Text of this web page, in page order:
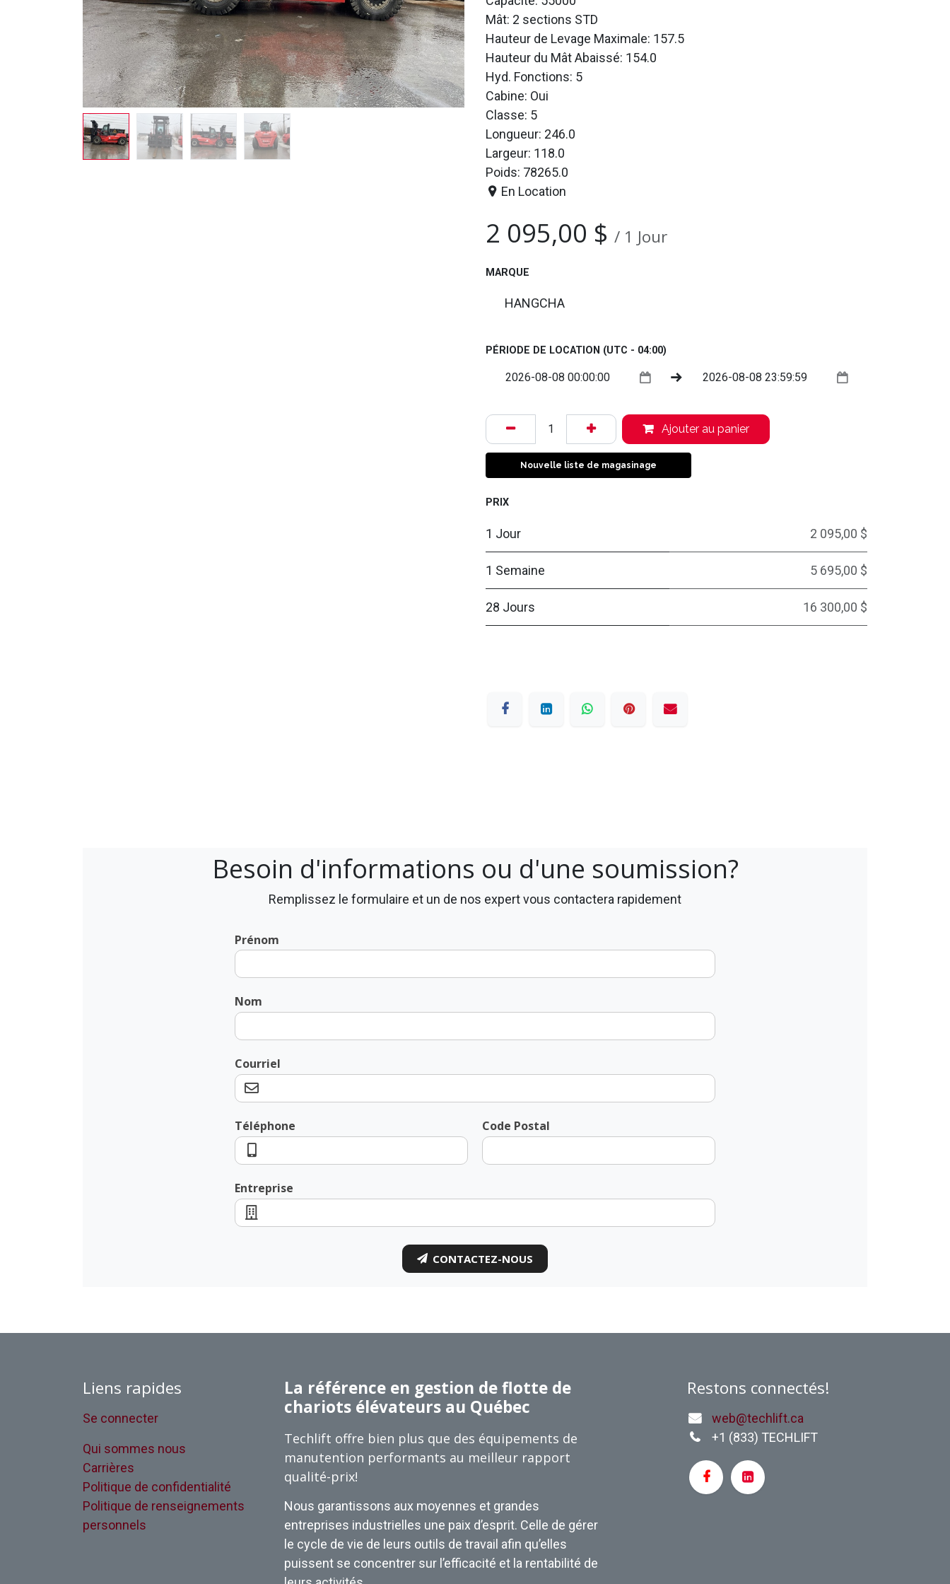
Mât: 2 sections STD
Hauteur de Levage Maximale: 157.5
Hauteur du Mât Abaissé: 154.0
Hyd. Fonctions: 5
Cabine: Oui
Classe: 5
Longueur: 246.0
Largeur: 118.0
Poids: 78265.0
En Location
2 095,00 $ / 1 Jour
MARQUE
HANGCHA
PÉRIODE DE LOCATION (UTC - 04:00)
Ajouter au panier
Nouvelle liste de magasinage
PRIX
1 Jour 2 095,00 $
1 Semaine 5 695,00 $
28 Jours 16 300,00 $
Besoin d'informations ou d'une soumission?
Remplissez le formulaire et un de nos expert vous contactera rapidement
Prénom
Nom
Courriel
Téléphone Code Postal
Entreprise
CONTACTEZ-NOUS
Liens rapides
Se connecter
Qui sommes nous
Carrières
Politique de confidentialité
Politique de renseignements
personnels
La référence en gestion de flotte de
chariots élévateurs au Québec
Techlift offre bien plus que des équipements de
manutention performants au meilleur rapport
qualité-prix!
Nous garantissons aux moyennes et grandes
entreprises industrielles une paix d’esprit. Celle de gérer
le cycle de vie de leurs outils de travail afin qu’elles
puissent se concentrer sur l’efficacité et la rentabilité de
Restons connectés!
web@techlift.ca
+1 (833) TECHLIFT